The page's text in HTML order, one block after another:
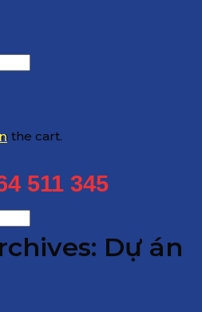
the cart.
511 345
Dự án